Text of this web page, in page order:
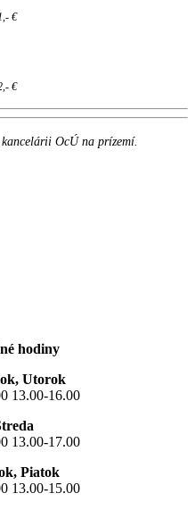
€
€
OcÚ na prízemí.
hodiny
Utorok
13.00-16.00
13.00-17.00
Piatok
13.00-15.00